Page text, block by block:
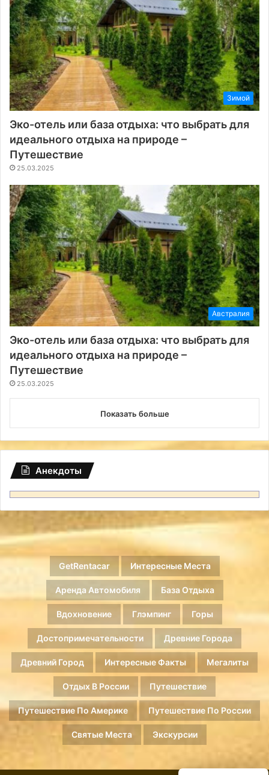
Зимой
Эко-отель или база отдыха: что выбрать для
идеального отдыха на природе –
Путешествие
25.03.2025
Австралия
Эко-отель или база отдыха: что выбрать для
идеального отдыха на природе –
Путешествие
25.03.2025
Показать больше
Анекдоты
GetRentacar Интересные Места
Аренда Автомобиля База Отдыха
Вдохновение Глэмпинг Горы
Достопримечательности Древние Города
Древний Город Интересные Факты Мегалиты
Отдых В России Путешествие
Путешествие По Америке Путешествие По России
Святые Места Экскурсии